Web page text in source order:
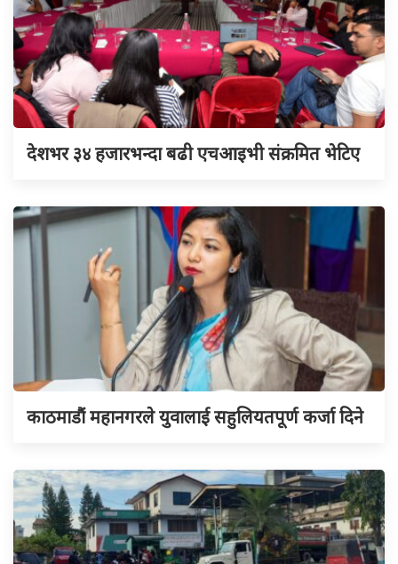
देशभर ३४ हजारभन्दा बढी एचआइभी संक्रमित भेटिए
काठमाडौं महानगरले युवालाई सहुलियतपूर्ण कर्जा दिने